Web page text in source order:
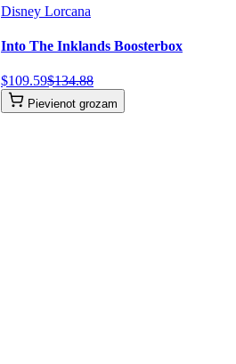
Disney Lorcana
Into The Inklands Boosterbox
$109.59$134.88
Pievienot grozam